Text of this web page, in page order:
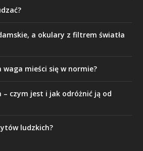
a okulary z filtrem światła
waga mieści się w normie?
– czym jest i jak odróżnić ją od
ludzkich?